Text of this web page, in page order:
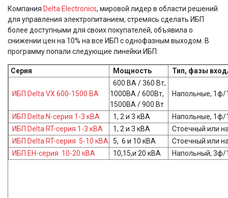
Компания Delta Electronics, мировой лидер в области решений
для управления электропитанием, стремясь сделать ИБП
более доступными для своих покупателей, объявила о
снижении цен на 10% на все ИБП с однофазным выходом. В
программу попали следующие линейки ИБП:
Серия Мощность Тип, фазы
ИБП Delta VX 600-1500 ВА
600 ВА / 360 Вт,
1000ВА / 600Вт,
1500ВА / 900 Вт
Напольные,
ИБП Delta N-серия 1-3 кВА 1, 2 и 3 кВА
Напольные,
ИБП Delta RT-серия 1-3 кВА
1, 2 и 3 кВА
Стоечный или
ИБП Delta RT-серия 5-10 кВА
5, 6 и 10 кВА
Стоечный или
ИБП EH-серия 10-20 кВА
10,15,и 20 кВА Напольный,